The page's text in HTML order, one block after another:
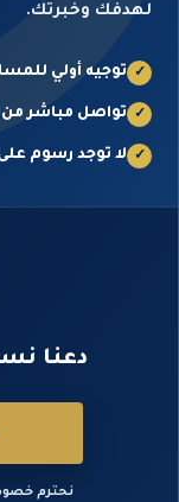
لهدفك وخبرتك.
✓ توجيه أولي
✓ تواصل مباشر من
✓ لا توجد رسوم
دعنا
نحترم